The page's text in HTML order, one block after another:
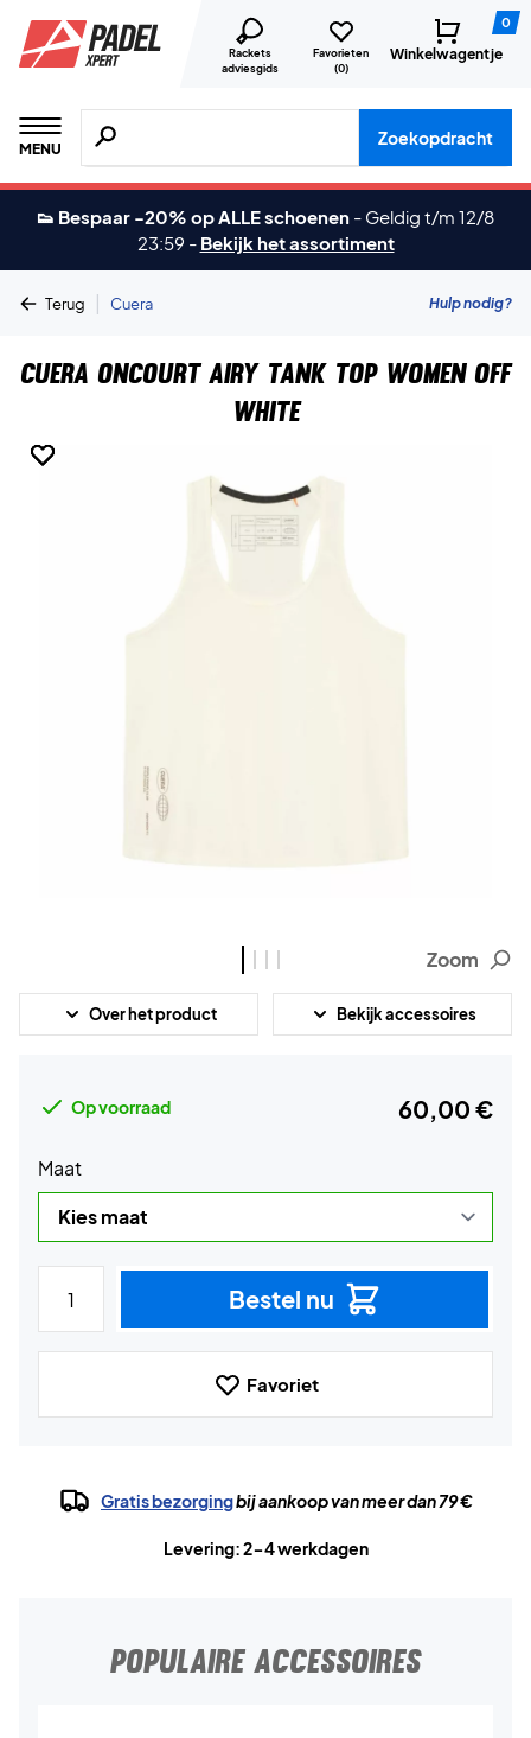
Rackets
adviesgids
Favorieten
(0)
0
Winkelwagentje
MENU
Zoeken naar producten, merken etc.
Zoekopdracht
👟 Bespaar -20% op ALLE schoenen - Geldig t/m 12/8
23:59 - Bekijk het assortiment
Terug | Cuera Hulp nodig?
Cuera Oncourt Airy Tank Top Women Off
White
Zoom
Over het product Bekijk accessoires
Op voorraad 60,00 €
Maat
Bestel nu
Favoriet
Gratis bezorgingbij aankoop van meer dan 79 €
Levering: 2-4 werkdagen
POPULAIRE ACCESSOIRES